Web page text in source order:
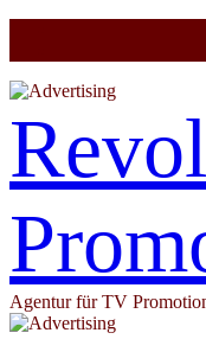
Agentur für TV